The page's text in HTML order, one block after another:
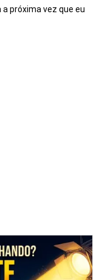
próxima vez que eu